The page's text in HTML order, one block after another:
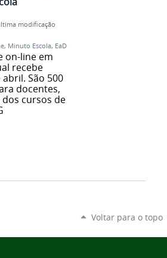
modificação
, Minuto Escola, EaD
on-line em
recebe
São 500
docentes,
cursos de
Voltar para o topo